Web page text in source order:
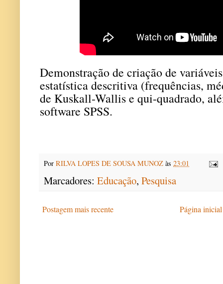
Demonstração de criação de
estatística descritiva (frequências,
de Kuskall-Wallis e qui-quadrado,
software SPSS.
Por RILVA LOPES DE SOUSA MUNOZ às 23:01
Marcadores: Educação, Pesquisa
Postagem mais recente Página inicial